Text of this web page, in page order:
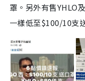
罩。另外有售YHLO
一樣低至$100/10支